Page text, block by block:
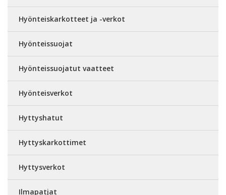
Hyönteiskarkotteet ja -verkot
Hyönteissuojat
Hyönteissuojatut vaatteet
Hyönteisverkot
Hyttyshatut
Hyttyskarkottimet
Hyttysverkot
Ilmapatjat